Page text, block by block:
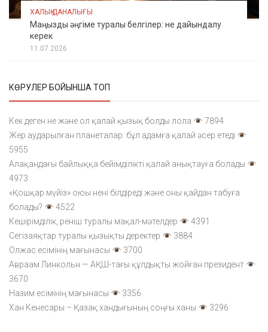
ХАЛЫҚ ДАНАЛЫҒЫ
Маңызды әңгіме туралы белгілер: не дайындалу
керек
11.07.2026
КӨРУЛЕР БОЙЫНША ТОП
Кек деген не және ол қалай қызық болды лола
7894
Жер аударылған планеталар: бұл адамға қалай әсер етеді
5955
Алақандағы байлыққа бейімділікті қалай анықтауға болады
4973
«Қошқар мүйіз» оюы нені білдіреді және оны қайдан табуға
болады?
4522
Кешірімділік, реніш туралы мақал-мәтелдер
4391
Сегізаяқтар туралы қызықты деректер
3884
Олжас есімінің мағынасы
3700
Авраам Линкольн — АҚШ-тағы құлдықты жойған президент
3670
Назим есімінің мағынасы
3356
Хан Кенесары – Қазақ хандығының соңғы ханы
3296